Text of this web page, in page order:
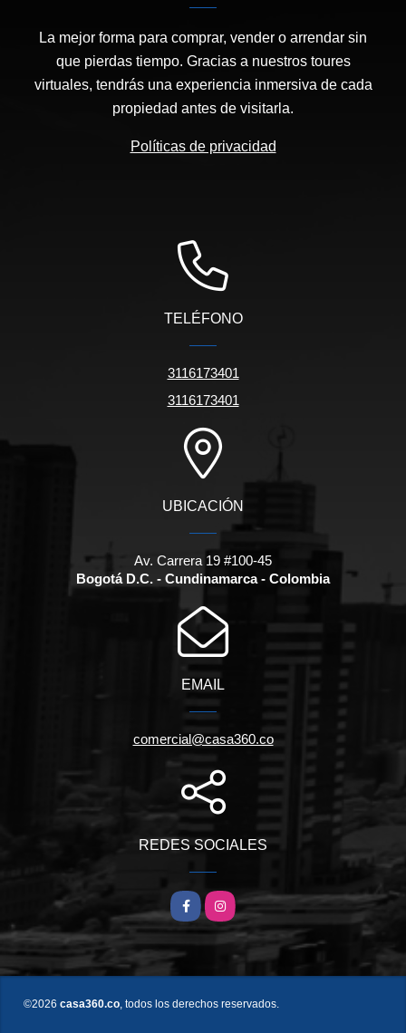
La mejor forma para comprar, vender o arrendar sin
que pierdas tiempo. Gracias a nuestros toures
virtuales, tendrás una experiencia inmersiva de cada
propiedad antes de visitarla.
Políticas de privacidad
TELÉFONO
3116173401
3116173401
UBICACIÓN
Av. Carrera 19 #100-45
Bogotá D.C. - Cundinamarca - Colombia
EMAIL
comercial@casa360.co
REDES SOCIALES
FacebookInstagram
©2026 casa360.co , todos los derechos reservados.